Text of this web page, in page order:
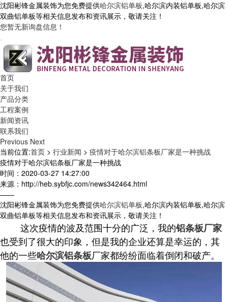
沈阳彬锋金属装饰为您免费提供哈尔滨铝单板,哈尔滨内装铝单板,哈尔滨
双曲铝单板等相关信息发布和资讯展示，敬请关注！
您暂无新询盘信息！
首页
关于我们
产品分类
工程案例
新闻资讯
联系我们
Previous Next
当前位置:首页 > 行业新闻 > 疫情对于哈尔滨铝条板厂家是一种挑战
疫情对于哈尔滨铝条板厂家是一种挑战
时间：2020-03-27 14:27:00
来源：http://heb.sybfjc.com/news342464.html
——
沈阳彬锋金属装饰为您免费提供哈尔滨铝单板,哈尔滨内装铝单板,哈尔滨
双曲铝单板等相关信息发布和资讯展示，敬请关注！
这次疫情的波及范围十分的广泛，我的铝条板厂家
也受到了很大的印象，但是我的企业还算是幸运的，其
他的一些哈尔滨铝条板厂家都纷纷面临着倒闭和破产。